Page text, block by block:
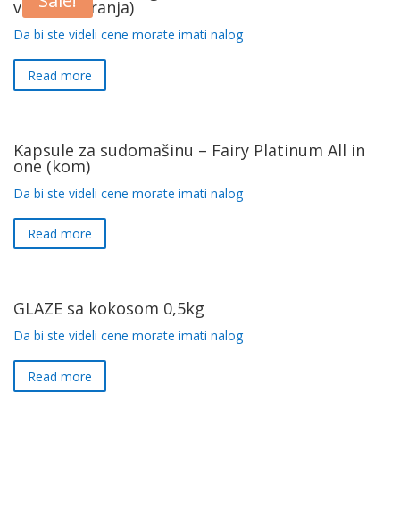
veš (106 pranja)
Da bi ste videli cene morate imati nalog
Read more
Kapsule za sudomašinu – Fairy Platinum All in
one (kom)
Da bi ste videli cene morate imati nalog
Read more
GLAZE sa kokosom 0,5kg
Da bi ste videli cene morate imati nalog
Read more